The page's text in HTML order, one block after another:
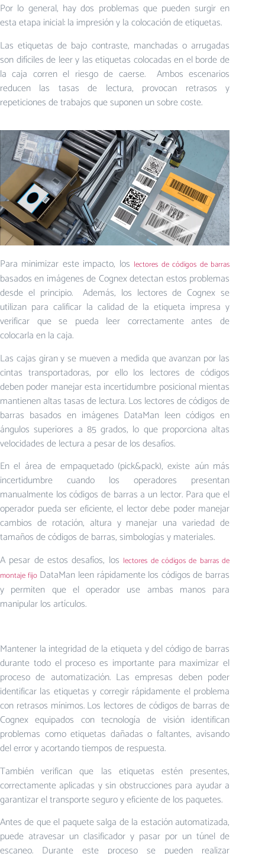
Por lo general, hay dos problemas que pueden surgir en
esta etapa inicial: la impresión y la colocación de etiquetas.
Las etiquetas de bajo contraste, manchadas o arrugadas
son difíciles de leer y las etiquetas colocadas en el borde de
la caja corren el riesgo de caerse. Ambos escenarios
reducen las tasas de lectura, provocan retrasos y
repeticiones de trabajos que suponen un sobre coste.
Para minimizar este impacto, los lectores de códigos de barras
basados en imágenes de Cognex detectan estos problemas
desde el principio. Además, los lectores de Cognex se
utilizan para calificar la calidad de la etiqueta impresa y
verificar que se pueda leer correctamente antes de
colocarla en la caja.
Las cajas giran y se mueven a medida que avanzan por las
cintas transportadoras, por ello los lectores de códigos
deben poder manejar esta incertidumbre posicional mientas
mantienen altas tasas de lectura. Los lectores de códigos de
barras basados en imágenes DataMan leen códigos en
ángulos superiores a 85 grados, lo que proporciona altas
velocidades de lectura a pesar de los desafíos.
En el área de empaquetado (pick&pack), existe aún más
incertidumbre cuando los operadores presentan
manualmente los códigos de barras a un lector. Para que el
operador pueda ser eficiente, el lector debe poder manejar
cambios de rotación, altura y manejar una variedad de
tamaños de códigos de barras, simbologías y materiales.
A pesar de estos desafíos, los lectores de códigos de barras de
montaje fijoDataMan leen rápidamente los códigos de barras
y permiten que el operador use ambas manos para
manipular los artículos.
Mantener la integridad de la etiqueta y del código de barras
durante todo el proceso es importante para maximizar el
proceso de automatización. Las empresas deben poder
identificar las etiquetas y corregir rápidamente el problema
con retrasos mínimos. Los lectores de códigos de barras de
Cognex equipados con tecnología de visión identifican
problemas como etiquetas dañadas o faltantes, avisando
del error y acortando tiempos de respuesta.
También verifican que las etiquetas estén presentes,
correctamente aplicadas y sin obstrucciones para ayudar a
garantizar el transporte seguro y eficiente de los paquetes.
Antes de que el paquete salga de la estación automatizada,
puede atravesar un clasificador y pasar por un túnel de